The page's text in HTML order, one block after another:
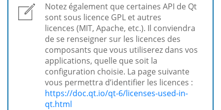
Notez également que certaines API de Qt
sont sous licence GPL et autres
licences (MIT, Apache, etc.). Il conviendra
de se renseigner sur les licences des
composants que vous utiliserez dans vos
applications, quelle que soit la
configuration choisie. La page suivante
vous permettra d’identifier les licences :
https://doc.qt.io/qt-6/licenses-used-in-
qt.html